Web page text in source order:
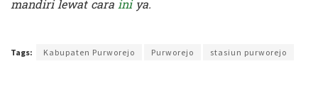
mandiri lewat carainiya.
Tags: Kabupaten Purworejo Purworejo stasiun purworejo